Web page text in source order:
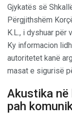
Gjykatës së
Përgjithshëm
K.L., i dyshuar për
Ky informacion
autoritetet kanë
masat e sigurisë
Akustika në
pah